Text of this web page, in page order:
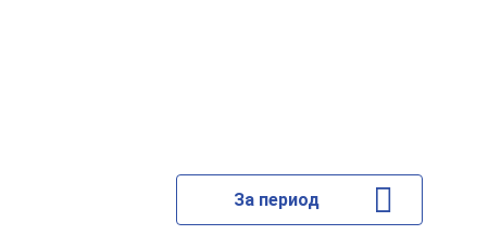
За период